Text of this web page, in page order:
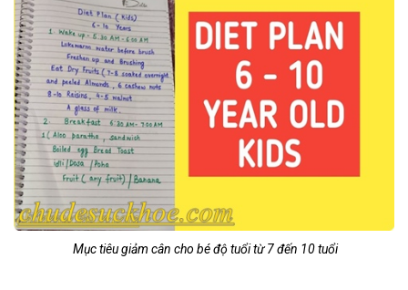
Mục tiêu giảm cân cho bé độ tuổi từ 7 đến 10 tuổi